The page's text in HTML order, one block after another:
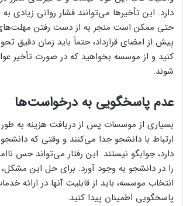
دارد. این تأخیرها می‌توانند فشار روانی زیادی
حتی ممکن است منجر به از دست رفتن
پیش از امضای قرارداد، حتماً باید زمان دقیق
کنید و از موسسه بخواهید که در صورت تأخیر
شوند.
عدم پاسخگویی به درخواست‌ها
بسیاری از موسسات پس از دریافت هزینه به طور
ارتباط با دانشجو جدا می‌کنند و وقتی که دانشجو
دارد، جوابگو نیستند. این رفتار می‌تواند حس
را در دانشجو به وجود آورد. برای حل این
انتخاب موسسه، باید از قابلیت آنها در ارائه
پاسخگویی اطمینان پیدا کنید.